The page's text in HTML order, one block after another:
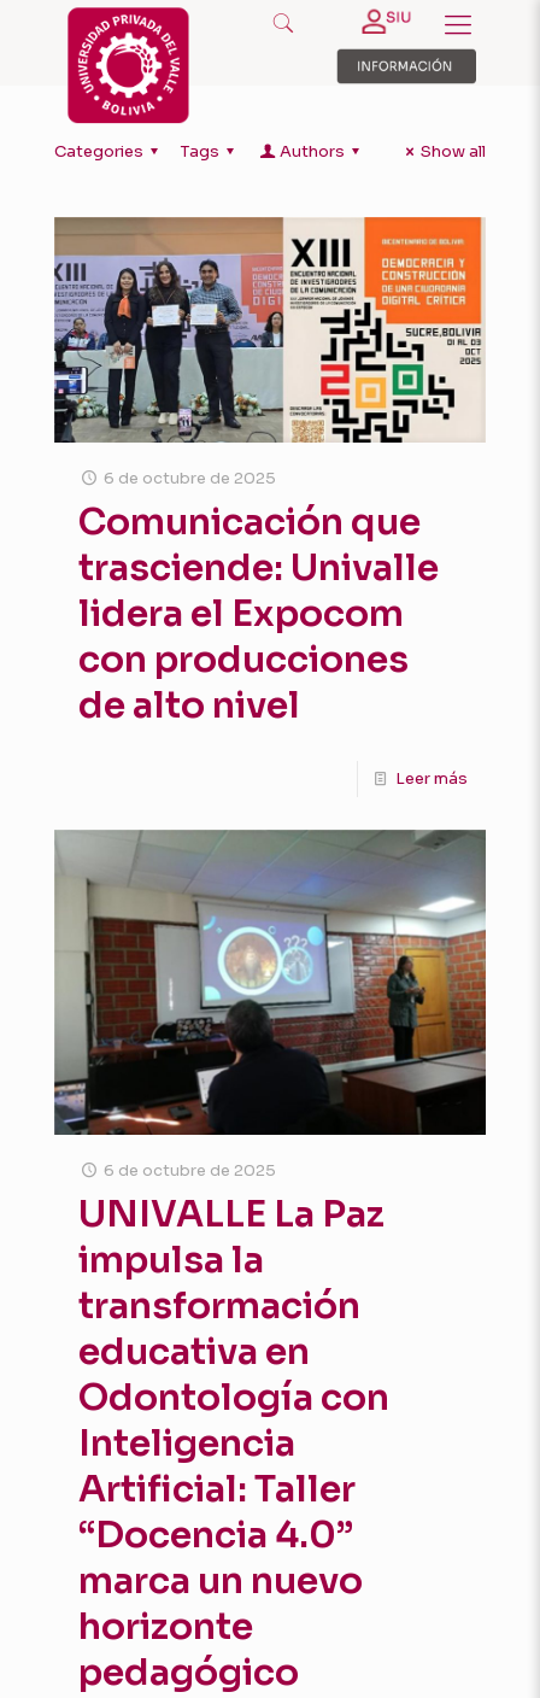
Categories Tags Authors Show all
6 de octubre de 2025
Comunicación que
trasciende: Univalle
lidera el Expocom
con producciones
de alto nivel
Leer más
6 de octubre de 2025
UNIVALLE La Paz
impulsa la
transformación
educativa en
Odontología con
Inteligencia
Artificial: Taller
“Docencia 4.0”
marca un nuevo
horizonte
pedagógico